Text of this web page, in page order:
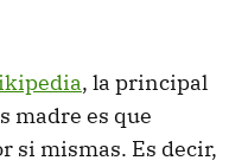
, la principal
madre es que
si mismas. Es decir,